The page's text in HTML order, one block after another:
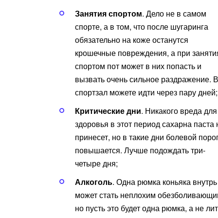
Занятия спортом. Дело не в самом
спорте, а в том, что после шугаринга
обязательно на коже останутся
крошечные повреждения, а при
спортом пот может в них попасть и
вызвать очень сильное раздражение. В
спортзал можете идти через пару дней;
Критические дни. Никакого вреда для
здоровья в этот период сахарна паста
принесет, но в такие дни болевой
повышается. Лучше подождать три-
четыре дня;
Алкоголь. Одна рюмка коньяка внутрь
может стать неплохим
но пусть это будет одна рюмка, а не